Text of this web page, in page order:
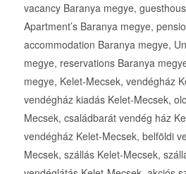
vacancy Baranya megye,
Apartment’s Baranya megye,
accommodation Baranya megye,
megye, reservations Baranya
megye, Kelet-Mecsek, vendégház
vendégház kiadás Kelet-Mecsek,
Mecsek, családbarát vendég ház
vendégház Kelet-Mecsek, belföldi
Mecsek, szállás Kelet-Mecsek,